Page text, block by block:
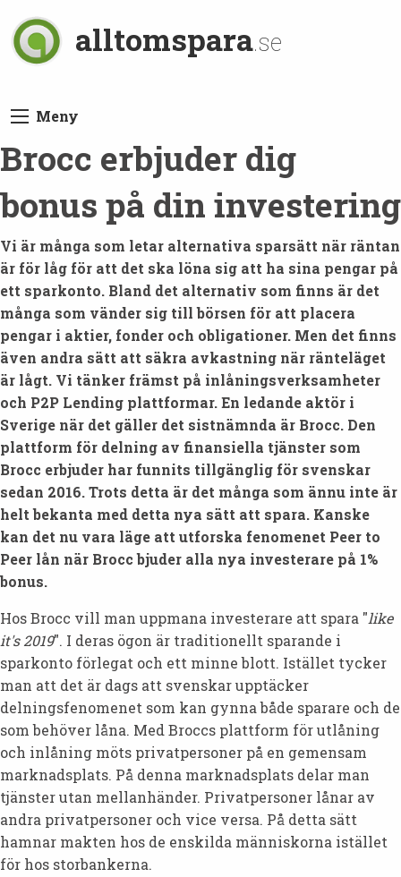
alltomspara.se
Meny
Brocc erbjuder dig
bonus på din investering
Vi är många som letar alternativa sparsätt när räntan
är för låg för att det ska löna sig att ha sina pengar på
ett sparkonto. Bland det alternativ som finns är det
många som vänder sig till börsen för att placera
pengar i aktier, fonder och obligationer. Men det finns
även andra sätt att säkra avkastning när ränteläget
är lågt. Vi tänker främst på inlåningsverksamheter
och P2P Lending plattformar. En ledande aktör i
Sverige när det gäller det sistnämnda är Brocc. Den
plattform för delning av finansiella tjänster som
Brocc erbjuder har funnits tillgänglig för svenskar
sedan 2016. Trots detta är det många som ännu inte är
helt bekanta med detta nya sätt att spara. Kanske
kan det nu vara läge att utforska fenomenet Peer to
Peer lån när Brocc bjuder alla nya investerare på 1%
bonus.
Hos Brocc vill man uppmana investerare att spara "like
it's 2019". I deras ögon är traditionellt sparande i
sparkonto förlegat och ett minne blott. Istället tycker
man att det är dags att svenskar upptäcker
delningsfenomenet som kan gynna både sparare och de
som behöver låna. Med Broccs plattform för utlåning
och inlåning möts privatpersoner på en gemensam
marknadsplats. På denna marknadsplats delar man
tjänster utan mellanhänder. Privatpersoner lånar av
andra privatpersoner och vice versa. På detta sätt
hamnar makten hos de enskilda människorna istället
för hos storbankerna.